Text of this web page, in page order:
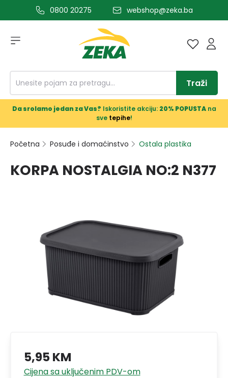
glavni sadržaj0800 20275 webshop@zeka.ba
Traži
Da srolamo jedan za Vas? Iskoristite akciju: 20% POPUSTAna
sve tepihe!
Početna Posuđe i domaćinstvo Ostala plastika
KORPA NOSTALGIA NO:2 N377
5,95 KM
Cijena sa uključenim PDV-om